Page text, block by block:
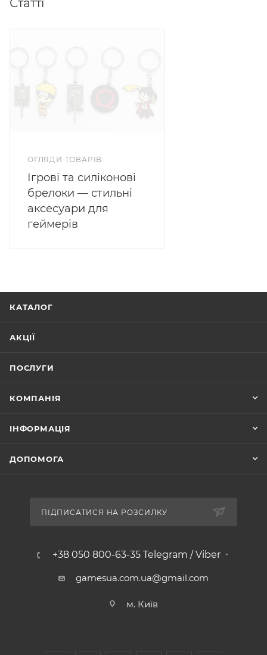
ОГЛЯДИ ТОВАРІВ
Ігрові та силіконові
брелоки — стильні
аксесуари для
геймерів
КАТАЛОГ
АКЦІЇ
ПОСЛУГИ
КОМПАНІЯ
ІНФОРМАЦІЯ
ДОПОМОГА
ПІДПИСАТИСЯ НА РОЗСИЛКУ
+38 050 800-63-35 Telegram / Viber
gamesua.com.ua@gmail.com
м. Київ